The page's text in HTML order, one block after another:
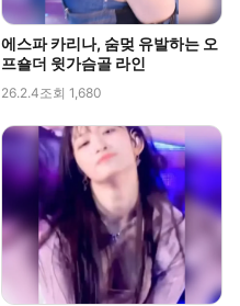
에스파 카리나, 숨멎 유발하는 오
프숄더 윗가슴골 라인
26.2.4조회 1,680